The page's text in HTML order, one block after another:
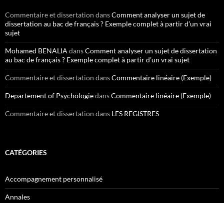
Commentaire et dissertation dansComment analyser un sujet de
dissertation au bac de français ? Exemple complet à partir d’un vrai
sujet
Mohamed BENALIA dansComment analyser un sujet de dissertation
au bac de français ? Exemple complet à partir d’un vrai sujet
Commentaire et dissertation dansCommentaire linéaire (Exemple)
Departement of PsychologiedansCommentaire linéaire (Exemple)
Commentaire et dissertation dans LES REGISTRES
CATÉGORIES
Accompagnement personnalisé
Annales